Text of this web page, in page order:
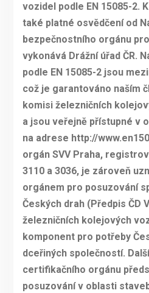
vozidel podle EN 15085-2.
také platné osvědčení od
bezpečnostního orgánu
vykonává Drážní úřad ČR.
podle EN 15085-2 jsou
což je garantováno naším
komisi železničních
a jsou veřejně přístupné v
na adrese http://
orgán SVV Praha,
3110 a 3036, je zároveň
orgánem pro posuzování
Českých drah (Předpis ČD
železničních kolejových
komponent pro potřeby
dceřiných společností.
certifikačního orgánu
posuzování v oblasti